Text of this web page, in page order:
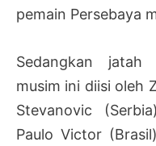
pemain Persebaya
Sedangkan jatah
musim ini diisi oleh
Stevanovic
Paulo Victor